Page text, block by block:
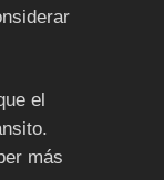
el
más